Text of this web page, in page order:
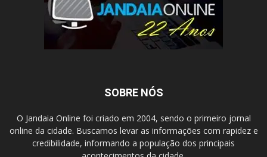
SOBRE NÓS
O Jandaia Online foi criado em 2004, sendo o primeiro jornal
online da cidade. Buscamos levar as informações com rapidez e
credibilidade, informando a população dos principais